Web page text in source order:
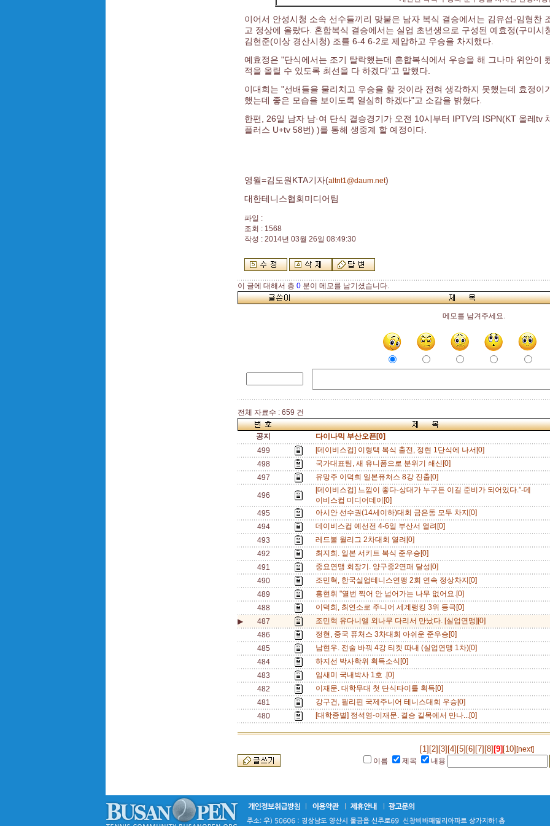
이어서 안성시청 소속 선수들끼리 맞붙은 남자 복식 결승에서는 김유섭-임형찬
고 정상에 올랐다. 혼합복식 결승에서는 실업 초년생으로 구성된 예효정(구미
김현준(이상 경산시청) 조를 6-4 6-2로 제압하고 우승을 차지했다.
예효정은 "단식에서는 조기 탈락했는데 혼합복식에서 우승을 해 그나마 위안이
적을 올릴 수 있도록 최선을 다 하겠다"고 말했다.
이대희는 "선배들을 물리치고 우승을 할 것이라 전혀 생각하지 못했는데 효정
했는데 좋은 모습을 보이도록 열심히 하겠다"고 소감을 밝혔다.
한편, 26일 남자 남·여 단식 결승경기가 오전 10시부터 IPTV의 ISPN(KT 올레tv
플러스 U+tv 58번) )를 통해 생중계 할 예정이다.
영월=김도원KTA기자(altnt1@daum.net)
대한테니스협회미디어팀
파일 :
조회 : 1568
작성 : 2014년 03월 26일 08:49:30
이 글에 대해서 총 0 분이 메모를 남기셨습니다.
메모를 남겨주세요.
전체 자료수 : 659 건
공지
다이나믹 부산오픈[0]
499
[데이비스컵] 이형택 복식 출전, 정현 1단식에 나서[0]
498
국가대표팀, 새 유니폼으로 분위기 쇄신[0]
497
유망주 이덕희 일본퓨처스 8강 진출[0]
496
[데이비스컵] 느낌이 좋다-상대가 누구든 이길 준비가 되어있다.”-데
이비스컵 미디어데이[0]
495
아시안 선수권(14세이하)대회 금은동 모두 차지[0]
494
데이비스컵 예선전 4-6일 부산서 열려[0]
493
레드볼 월리그 2차대회 열려[0]
492
최지희. 일본 서키트 복식 준우승[0]
491
중요연맹 회장기. 양구중2연패 달성[0]
490
조민혁, 한국실업테니스연맹 2회 연속 정상차지[0]
489
홍현휘 "열번 찍어 안 넘어가는 나무 없어요.[0]
488
이덕희, 최연소로 주니어 세계랭킹 3위 등극[0]
▶
487
조민혁 유다니엘 외나무 다리서 만났다. [실업연맹][0]
486
정현, 중국 퓨처스 3차대회 아쉬운 준우승[0]
485
남현우. 전술 바꿔 4강 티켓 따내 (실업연맹 1차)[0]
484
하지선 박사학위 획득소식[0]
483
임새미 국내박사 1호 .[0]
482
이재문. 대학무대 첫 단식타이틀 획득[0]
481
강구건, 필리핀 국제주니어 테니스대회 우승[0]
480
[대학종별] 정석영-이재문. 결승 길목에서 만나...[0]
[1] [2] [3] [4] [5] [6] [7] [8] [9] [10] [next]
이름
제목 내용